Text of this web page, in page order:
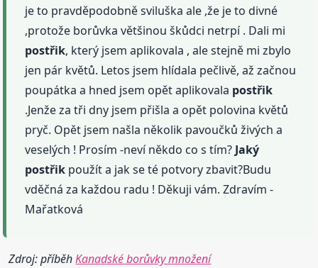
je to pravděpodobně sviluška ale ,že je to divné
,protože borůvka většinou škůdci netrpí . Dali mi
postřik, který jsem aplikovala , ale stejně mi zbylo
jen pár květů. Letos jsem hlídala pečlivě, až začnou
poupátka a hned jsem opět aplikovala postřik
.Jenže za tři dny jsem přišla a opět polovina květů
pryč. Opět jsem našla několik pavoučků živých a
veselých ! Prosím -neví někdo co s tím? Jaký
postřik použít a jak se té potvory zbavit?Budu
vděčná za každou radu ! Děkuji vám. Zdravím -
Mařatková
Zdroj: příběhKanadské borůvky množení